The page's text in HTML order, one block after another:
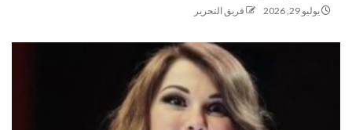
يوليو 29, 2026 فريق التحرير